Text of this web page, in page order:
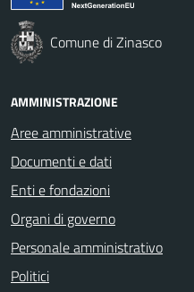
Comune di Zinasco
AMMINISTRAZIONE
Aree amministrative
Documenti e dati
Enti e fondazioni
Organi di governo
Personale amministrativo
Politici